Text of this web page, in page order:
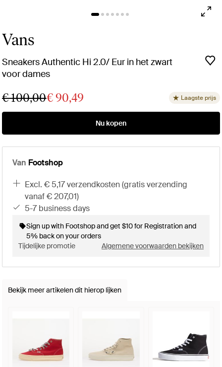
Vans
Sneakers Authentic Hi 2.0/ Eur in het zwart
voor dames
€ 100,00€ 90,49 Laagste prijs
Nu kopen
Van Footshop
excl. € 5,17 verzendkosten (gratis verzending
vanaf € 207,01)
5-7 business days
Sign up with Footshop and get $10 for Registration and
5% back on your orders
Tijdelijke promotie
Algemene voorwaarden bekijken
Bekijk meer artikelen dit hierop lijken